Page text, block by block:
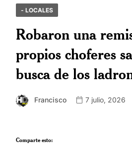
- LOCALES
Robaron una
propios choferes
busca de los
Francisco 7 julio, 2026
Comparte esto: